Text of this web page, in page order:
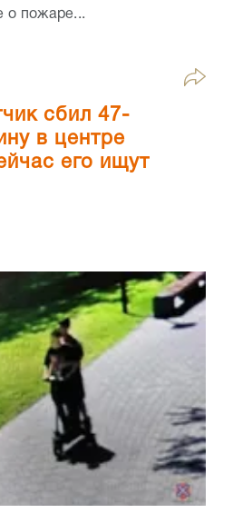
о пожаре...
сбил 47-
в центре
его ищут